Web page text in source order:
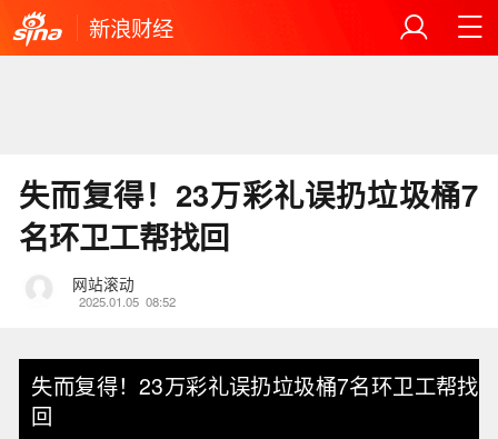
新浪财经
失而复得！23万彩礼误扔垃圾桶7
名环卫工帮找回
网站滚动
2025.01.05 08:52
失而复得！23万彩礼误扔垃圾桶7名环卫工帮找
回